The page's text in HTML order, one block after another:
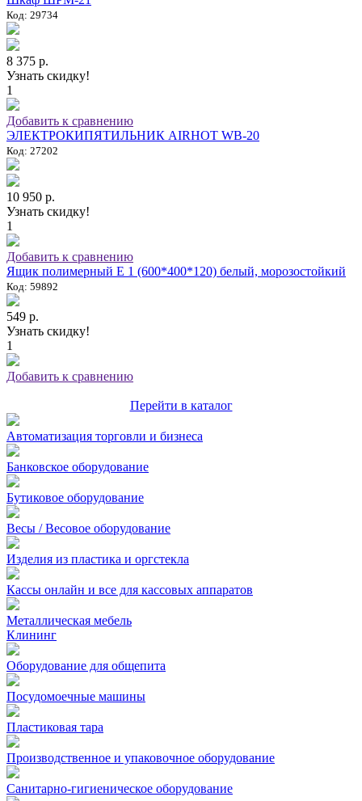
Код: 29734
8 375 р.
Узнать скидку!
1
Добавить к сравнению
ЭЛЕКТРОКИПЯТИЛЬНИК AIRHOT WB-20
Код: 27202
10 950 р.
Узнать скидку!
1
Добавить к сравнению
Ящик полимерный E 1 (600*400*120) белый, морозостойкий
Код: 59892
549 р.
Узнать скидку!
1
Добавить к сравнению
Перейти в каталог
Автоматизация торговли и бизнеса
Банковское оборудование
Бутиковое оборудование
Весы / Весовое оборудование
Изделия из пластика и оргстекла
Кассы онлайн и все для кассовых аппаратов
Металлическая мебель
Клининг
Оборудование для общепита
Посудомоечные машины
Пластиковая тара
Производственное и упаковочное оборудование
Санитарно-гигиеническое оборудование